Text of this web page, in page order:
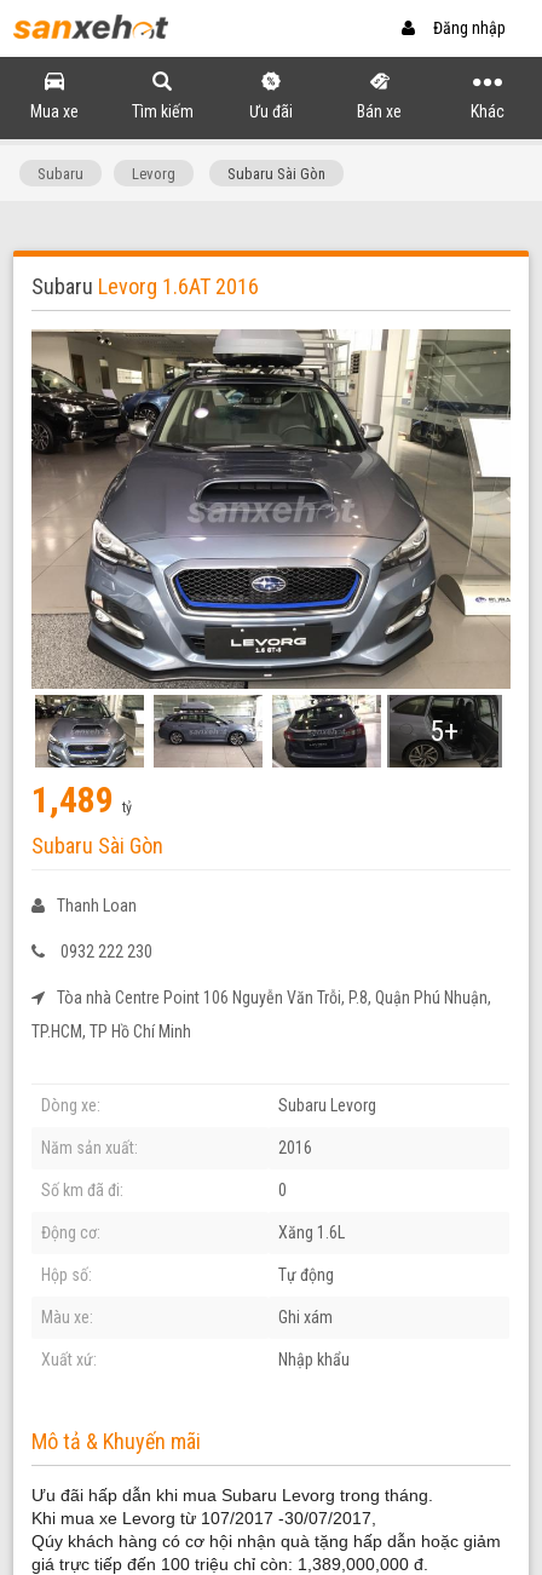
Đăng nhập
Mua xe Tìm kiếm Ưu đãi Bán xe Khác
Subaru Levorg Subaru Sài Gòn
Subaru Levorg 1.6AT 2016
5+
1,489tỷ
Subaru Sài Gòn
Thanh Loan
0932 222 230
Tòa nhà Centre Point 106 Nguyễn Văn Trỗi, P.8, Quận Phú Nhuận,
TP.HCM, TP Hồ Chí Minh
Dòng xe: Subaru Levorg
Năm sản xuất: 2016
Số km đã đi: 0
Động cơ: Xăng 1.6L
Hộp số: Tự động
Màu xe: Ghi xám
Xuất xứ: Nhập khẩu
Mô tả & Khuyến mãi
Ưu đãi hấp dẫn khi mua Subaru Levorg trong tháng.
Khi mua xe Levorg từ 107/2017 -30/07/2017,
Qúy khách hàng có cơ hội nhận quà tặng hấp dẫn hoặc giảm
giá trực tiếp đến 100 triệu chỉ còn: 1,389,000,000 đ.